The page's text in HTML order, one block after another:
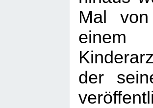
Mal
einem
der